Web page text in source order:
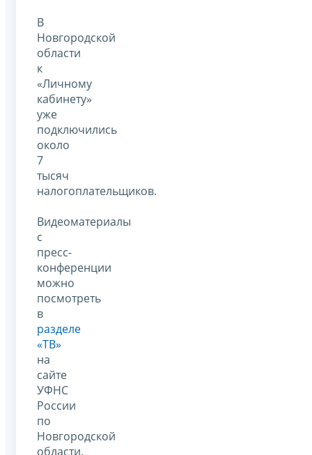
В
Новгородской
области
к
«Личному
кабинету»
уже
подключились
около
7
тысяч
налогоплательщиков.
Видеоматериалы
с
пресс-
конференции
можно
посмотреть
в
разделе
«ТВ»
на
сайте
УФНС
России
по
Новгородской
области.